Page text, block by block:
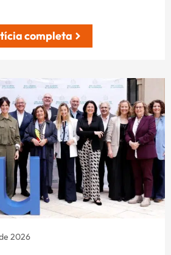
completa
2026